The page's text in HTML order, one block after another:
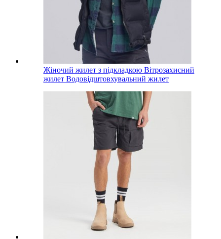
Жіночий жилет з підкладкою Вітрозахисний
жилет Водовідштовхувальний жилет